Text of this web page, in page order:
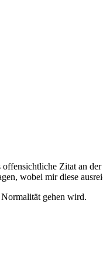
Zitat an
wobei mir diese
gehen wird.